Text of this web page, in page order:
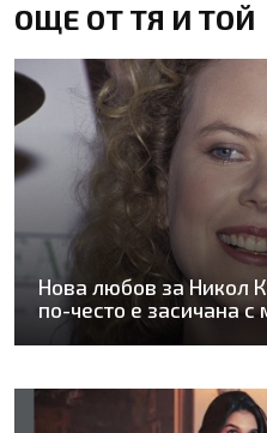
ОЩЕ ОТ ТЯ И ТОЙ
Нова любов за Никол
по-често е засичана